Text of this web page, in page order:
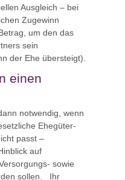
Ausgleich – bei
Zugewinn
um den das
sein
der Ehe übersteigt).
einen
notwendig, wenn
Ehegüter-
passt –
auf
sowie
sollen. Ihr